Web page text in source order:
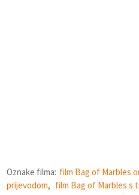
Oznake filma: film Bag of Marbles
prijevodom, film Bag of Marbles s